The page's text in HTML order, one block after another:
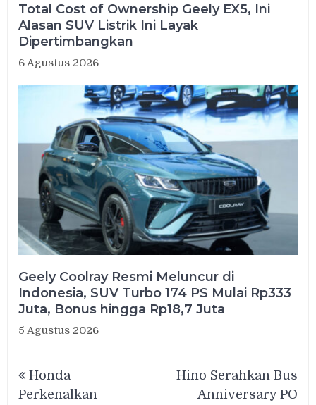
Total Cost of Ownership Geely EX5, Ini
Alasan SUV Listrik Ini Layak
Dipertimbangkan
6 Agustus 2026
Geely Coolray Resmi Meluncur di
Indonesia, SUV Turbo 174 PS Mulai Rp333
Juta, Bonus hingga Rp18,7 Juta
5 Agustus 2026
pos
Honda
Perkenalkan
Hino Serahkan Bus
Anniversary PO